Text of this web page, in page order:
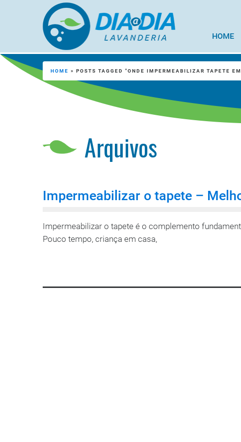
HOME
Arquivos
HOME » POSTS TAGGED "ONDE IMPERMEABILIZAR TAPETE
Impermeabilizar o tapete –
Impermeabilizar o tapete é o complemento
Pouco tempo, criança em casa,